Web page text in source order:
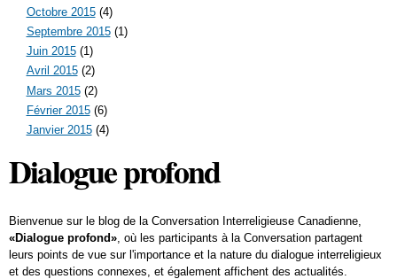
Octobre 2015(4)
Septembre 2015(1)
Juin 2015(1)
Avril 2015(2)
Mars 2015(2)
Février 2015(6)
Janvier 2015(4)
Dialogue profond
Bienvenue sur le blog de la Conversation Interreligieuse Canadienne,
«Dialogue profond» , où les participants à la Conversation partagent
leurs points de vue sur l'importance et la nature du dialogue interreligieux
et des questions connexes, et également affichent des actualités.